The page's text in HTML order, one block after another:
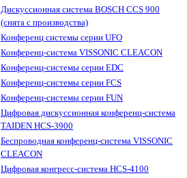
Дискуссионная система BOSCH CCS 900
(снята с производства)
Конференц системы серии UFO
Конференц-система VISSONIC CLEACON
Конференц-системы серии EDC
Конференц-системы серии FCS
Конференц-системы серии FUN
Цифровая дискуссионная конференц-система
TAIDEN HCS-3900
Беспроводная конференц-система VISSONIC
CLEACON
Цифровая конгресс-система HCS-4100